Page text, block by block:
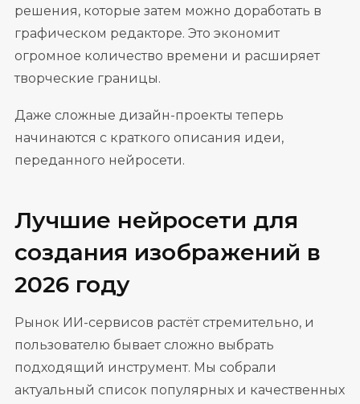
решения, которые затем можно доработать в
графическом редакторе. Это экономит
огромное количество времени и расширяет
творческие границы.
Даже сложные дизайн-проекты теперь
начинаются с краткого описания идеи,
переданного нейросети.
Лучшие нейросети для
создания изображений в
2026 году
Рынок ИИ-сервисов растёт стремительно, и
пользователю бывает сложно выбрать
подходящий инструмент. Мы собрали
актуальный список популярных и качественных